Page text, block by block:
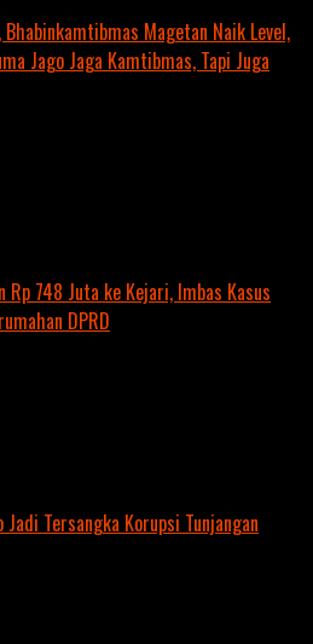
Magetan Naik Level,
Jago Jaga Kamtibmas, Tapi Juga
Rp 748 Juta ke Kejari, Imbas Kasus
DPRD
Tersangka Korupsi Tunjangan